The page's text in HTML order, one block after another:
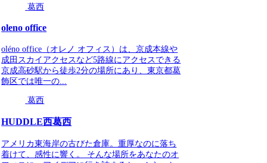
葛西
oleno office
oléno office（オレノ オフィス）は、京成本線や
成田スカイアクセスなど5路線にアクセスできる
京成高砂駅から徒歩2分の場所にあり、東京都葛
飾区では唯一の...
葛西
HUDDLE西葛西
アメリカ東海岸の古びた倉庫。重厚なのに落ち
着けて、感性に響く。 そんな場所をあなたのオ